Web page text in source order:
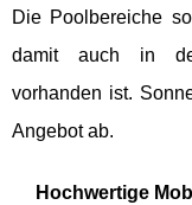
Die Poolbereiche
damit auch in
vorhanden ist.
Angebot ab.
Hochwertige